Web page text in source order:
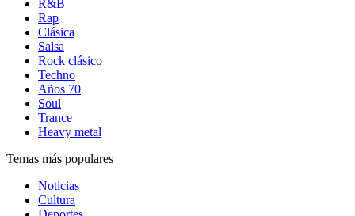
R&B
Rap
Clásica
Salsa
Rock clásico
Techno
Años 70
Soul
Trance
Heavy metal
Temas más populares
Noticias
Cultura